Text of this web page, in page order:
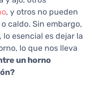
, y otros no pueden
caldo. Sin embargo,
esencial es dejar la
lo que nos lleva
un horno